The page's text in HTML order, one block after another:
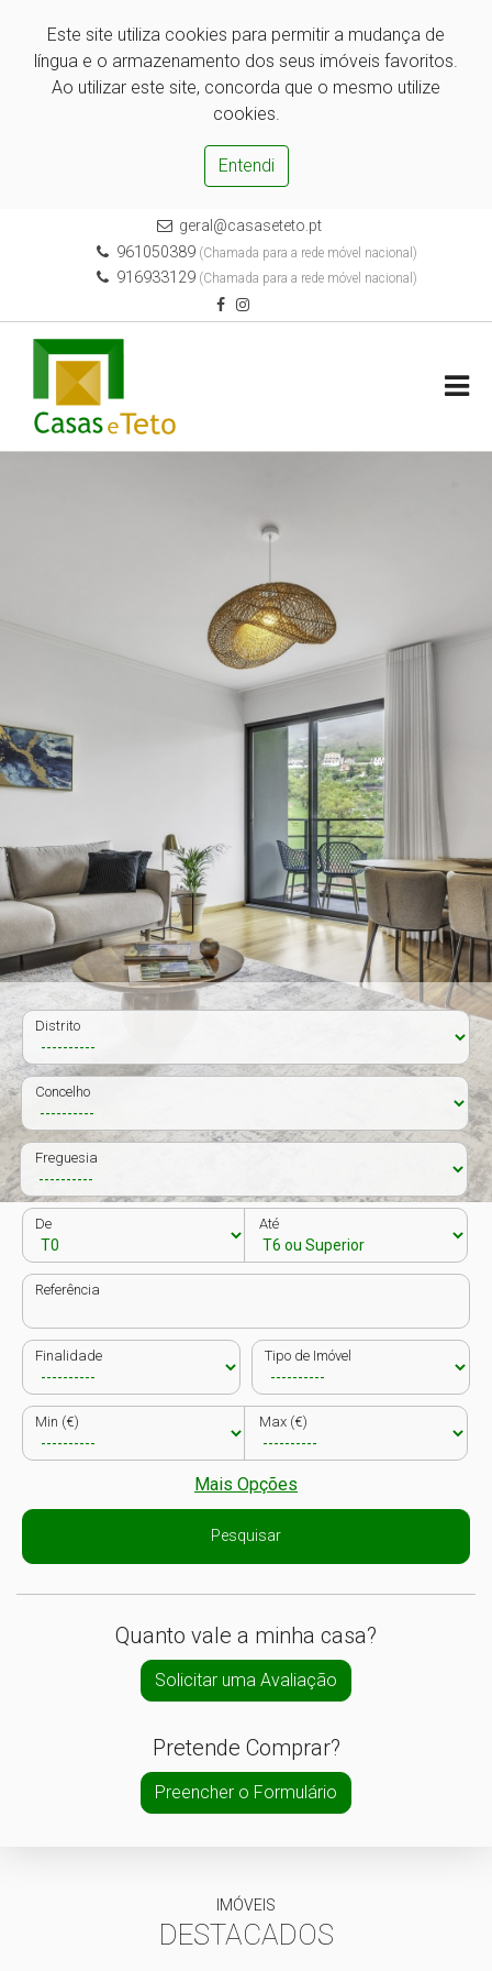
Este site utiliza cookies para permitir a mudança de
língua e o armazenamento dos seus imóveis favoritos.
Ao utilizar este site, concorda que o mesmo utilize
cookies.
Entendi
geral@casaseteto.pt
961050389 (Chamada para a rede móvel nacional)
916933129 (Chamada para a rede móvel nacional)
Distrito
Concelho
Freguesia
De Até
Referência
Finalidade Tipo de Imóvel
Min (€) Max (€)
Mais Opções
Pesquisar
Quanto vale a minha casa?
Solicitar uma Avaliação
Pretende Comprar?
Preencher o Formulário
IMÓVEIS
DESTACADOS